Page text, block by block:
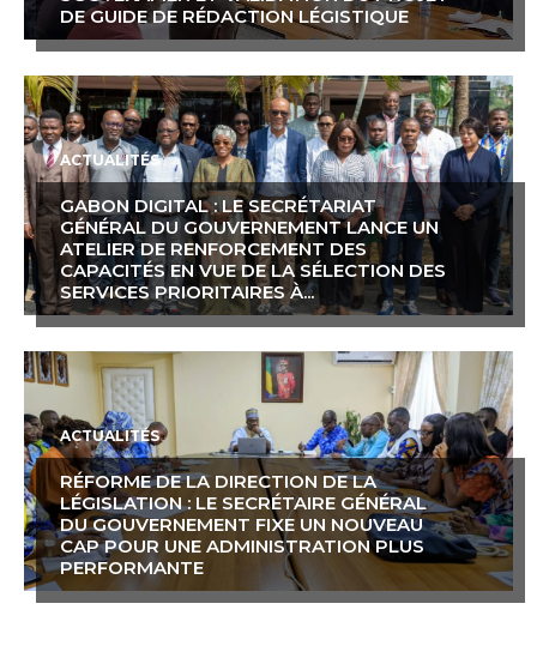
DE GUIDE DE RÉDACTION LÉGISTIQUE
ACTUALITÉS
GABON DIGITAL : LE SECRÉTARIAT
GÉNÉRAL DU GOUVERNEMENT LANCE UN
ATELIER DE RENFORCEMENT DES
CAPACITÉS EN VUE DE LA SÉLECTION DES
SERVICES PRIORITAIRES À...
ACTUALITÉS
RÉFORME DE LA DIRECTION DE LA
LÉGISLATION : LE SECRÉTAIRE GÉNÉRAL
DU GOUVERNEMENT FIXE UN NOUVEAU
CAP POUR UNE ADMINISTRATION PLUS
PERFORMANTE